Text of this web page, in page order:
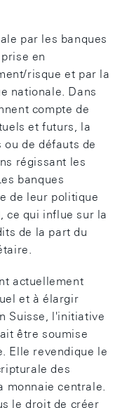
par les banques
en
risque et par la
nationale. Dans
compte de
et futurs, la
de défauts de
régissant les
banques
de leur politique
ce qui influe sur la
de la part du
actuellement
et à élargir
Suisse, l'initiative
être soumise
Elle revendique le
des
monnaie centrale.
le droit de créer